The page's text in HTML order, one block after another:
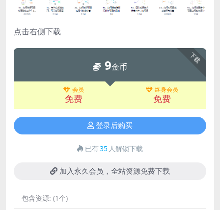
点击右侧下载
下载
9金币
会员
免费
终身会员
免费
登录后购买
已有35 人解锁下载
加入永久会员，全站资源免费下载
包含资源: (1个)